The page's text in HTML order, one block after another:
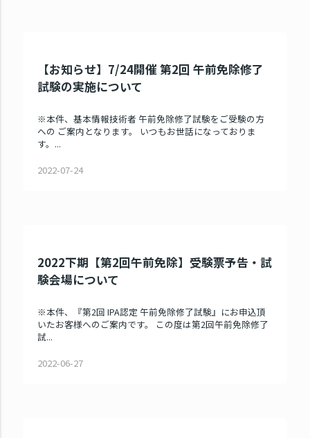
【お知らせ】7/24開催 第2回 午前免除修了
試験の実施について
※本件、基本情報技術者 午前免除修了試験をご受験の方
への ご案内となります。 いつもお世話になっておりま
す。...
2022-07-24
2022下期【第2回午前免除】受験票予告・試
験会場について
※本件、『第2回 IPA認定 午前免除修了試験』にお申込頂
いたお客様へのご案内です。 この度は第2回午前免除修了
試...
2022-06-27